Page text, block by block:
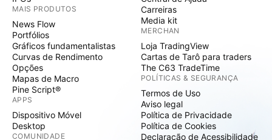
MAIS PRODUTOS
News Flow
Portfólios
Gráficos fundamentalistas
Curvas de Rendimento
Opções
Mapas de Macro
Pine Script®
APPS
Dispositivo Móvel
Desktop
COMUNIDADE
Carreiras
Media kit
MERCHAN
Loja TradingView
Cartas de Tarô para traders
The C63 TradeTime
POLÍTICAS & SEGURANÇA
Termos de Uso
Aviso legal
Política de Privacidade
Política de Cookies
Declaração de Acessibilidade